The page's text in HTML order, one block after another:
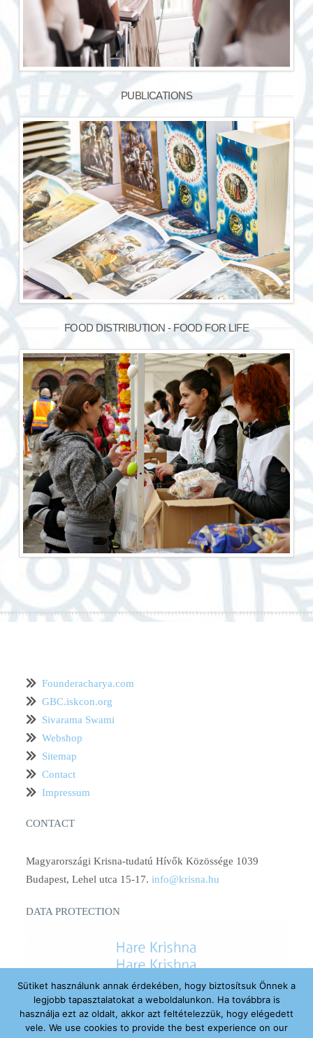
PUBLICATIONS
FOOD DISTRIBUTION - FOOD FOR LIFE
Founderacharya.com
GBC.iskcon.org
Sivarama Swami
Webshop
Sitemap
Contact
Impressum
CONTACT
Magyarországi Krisna-tudatú Hívők Közössége 1039
Budapest, Lehel utca 15-17. info@krisna.hu
DATA PROTECTION
Sütiket használunk annak érdekében, hogy biztosítsuk Önnek a
legjobb tapasztalatokat a weboldalunkon. Ha továbbra is
használja ezt az oldalt, akkor azt feltételezzük, hogy elégedett
vele. We use cookies to provide the best experience on our